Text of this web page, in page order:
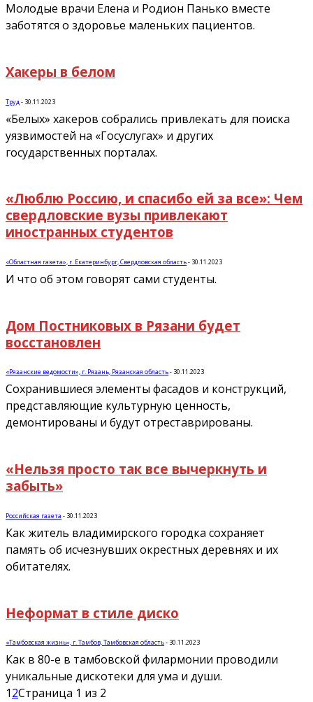
Молодые врачи Елена и Родион Панько вместе
заботятся о здоровье маленьких пациентов.
Хакеры в белом
Труд - 30.11.2023
«Белых» хакеров собрались привлекать для поиска
уязвимостей на «Госуслугах» и других
государственных порталах.
«Люблю Россию, и спасибо ей за все»: Чем
свердловские вузы привлекают
иностранных студентов
«Областная газета», г. Екатеринбург, Свердловская область- 30.11.2023
И что об этом говорят сами студенты.
Дом Постниковых в Рязани будет
восстановлен
«Рязанские ведомости», г. Рязань, Рязанская область- 30.11.2023
Сохранившиеся элементы фасадов и конструкций,
представляющие культурную ценность,
демонтированы и будут отреставрированы.
«Нельзя просто так все вычеркнуть и
забыть»
Российская газета - 30.11.2023
Как житель владимирского городка сохраняет
память об исчезнувших окрестных деревнях и их
обитателях.
Неформат в стиле диско
«Тамбовская жизнь», г. Тамбов, Тамбовская область- 30.11.2023
Как в 80-е в тамбовской филармонии проводили
уникальные дискотеки для ума и души.
12Страница 1 из 2